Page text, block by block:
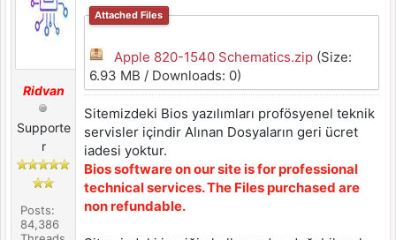
Ridvan
Supporte
r
Posts:
84,386
Attached Files
Apple 820-1540 Schematics.zip(Size:
6.93 MB / Downloads: 0)
Sitemizdeki Bios yazılımları profösyenel teknik
servisler içindir Alınan Dosyaların geri ücret
iadesi yoktur.
Bios software on our site is for professional
technical services. The Files purchased are
non refundable.